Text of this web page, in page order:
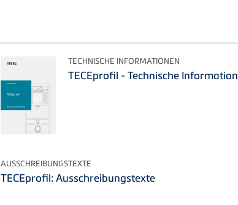
TECHNISCHE INFORMATIONEN
TECEprofil - Technische Information
AUSSCHREIBUNGSTEXTE
TECEprofil: Ausschreibungstexte